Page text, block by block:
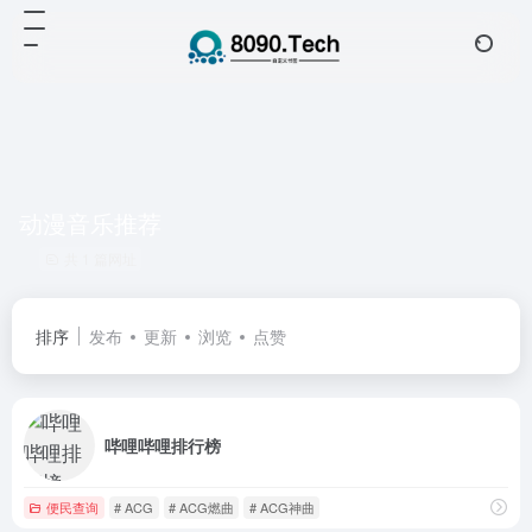
排序 发布 更新 浏览 点赞
哔哩哔哩排行榜
便民查询 # ACG # ACG燃曲 # ACG神曲